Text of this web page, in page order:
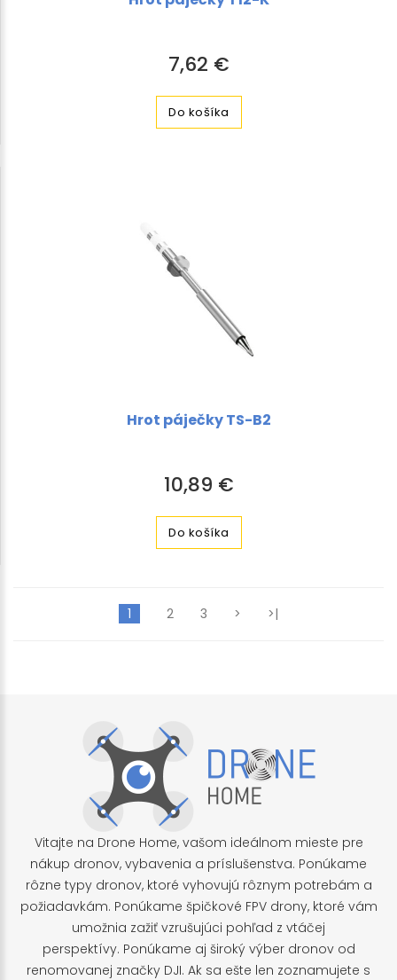
7,62 €
Do košíka
Hrot páječky TS-B2
10,89 €
Do košíka
1 2 3 > >|
Vitajte na Drone Home, vašom ideálnom mieste pre
nákup dronov, vybavenia a príslušenstva. Ponúkame
rôzne typy dronov, ktoré vyhovujú rôznym potrebám a
požiadavkám. Ponúkame špičkové FPV drony, ktoré vám
umožnia zažiť vzrušujúci pohľad z vtáčej
perspektívy. Ponúkame aj široký výber dronov od
renomovanej značky DJI. Ak sa ešte len zoznamujete s